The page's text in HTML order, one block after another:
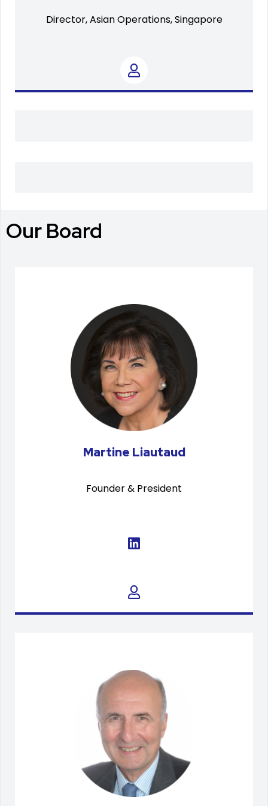
Director, Asian Operations, Singapore
Our Board
Martine Liautaud
Founder & President